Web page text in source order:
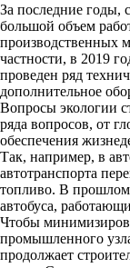
За последние годы,
большой объем
производственных
частности, в 2019
проведен ряд
дополнительное
Вопросы экологии
ряда вопросов, от
обеспечения
Так, например, в
автотранспорта
топливо. В
автобуса,
Чтобы
промышленного
продолжает